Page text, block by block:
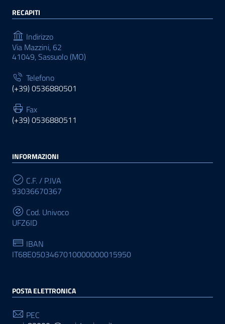
RECAPITI
Indirizzo
Via Mazzini, 62
41049, Sassuolo (MO)
Telefono
(+39) 0536880501
Fax
(+39) 0536880511
INFORMAZIONI
C.F. / P.IVA
93036670367
Cod. Univoco
UFZ6ID
IBAN
IT68E0503467010000000015950
POSTA ELETTRONICA
PEC